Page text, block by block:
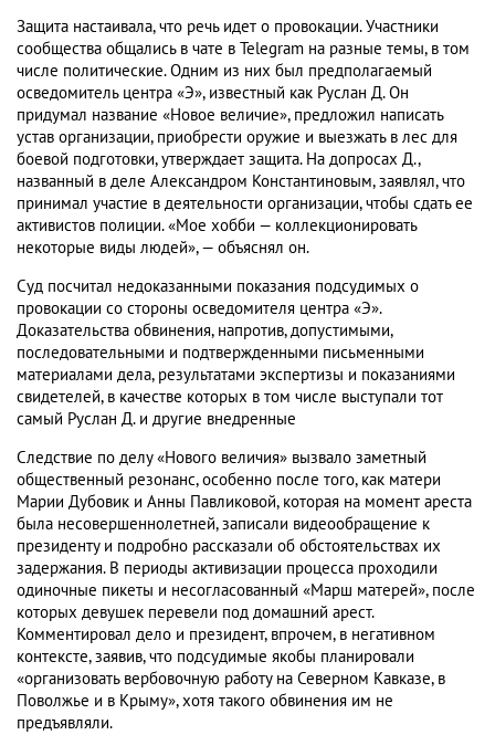
Защита настаивала, что речь идет о провокации. Участники
сообщества общались в чате в Telegram на разные темы, в том
числе политические. Одним из них был предполагаемый
осведомитель центра «Э», известный как Руслан Д. Он
придумал название «Новое величие», предложил написать
устав организации, приобрести оружие и выезжать в лес для
боевой подготовки, утверждает защита. На допросах Д.,
названный в деле Александром Константиновым, заявлял, что
принимал участие в деятельности организации, чтобы сдать ее
активистов полиции. «Мое хобби — коллекционировать
некоторые виды людей», — объяснял он.
Суд посчитал недоказанными показания подсудимых о
провокации со стороны осведомителя центра «Э».
Доказательства обвинения, напротив, допустимыми,
последовательными и подтвержденными письменными
материалами дела, результатами экспертизы и показаниями
свидетелей, в качестве которых в том числе выступали тот
самый Руслан Д. и другие внедренные
Следствие по делу «Нового величия» вызвало заметный
общественный резонанс, особенно после того, как матери
Марии Дубовик и Анны Павликовой, которая на момент ареста
была несовершеннолетней, записали видеообращение к
президенту и подробно рассказали об обстоятельствах их
задержания. В периоды активизации процесса проходили
одиночные пикеты и несогласованный «Марш матерей», после
которых девушек перевели под домашний арест.
Комментировал дело и президент, впрочем, в негативном
контексте, заявив, что подсудимые якобы планировали
«организовать вербовочную работу на Северном Кавказе, в
Поволжье и в Крыму», хотя такого обвинения им не
предъявляли.